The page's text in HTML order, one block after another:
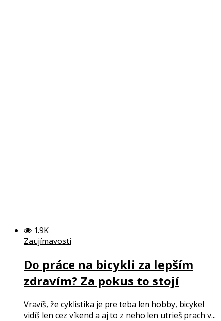
1.9K
Zaujímavosti
Do práce na bicykli za lepším
zdravím? Za pokus to stojí
Vravíš, že cyklistika je pre teba len hobby, bicykel
vidíš len cez víkend a aj to z neho len utrieš prach v...